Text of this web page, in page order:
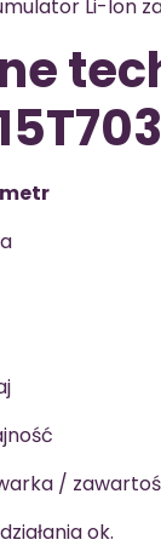
Li-Ion
/
ok.